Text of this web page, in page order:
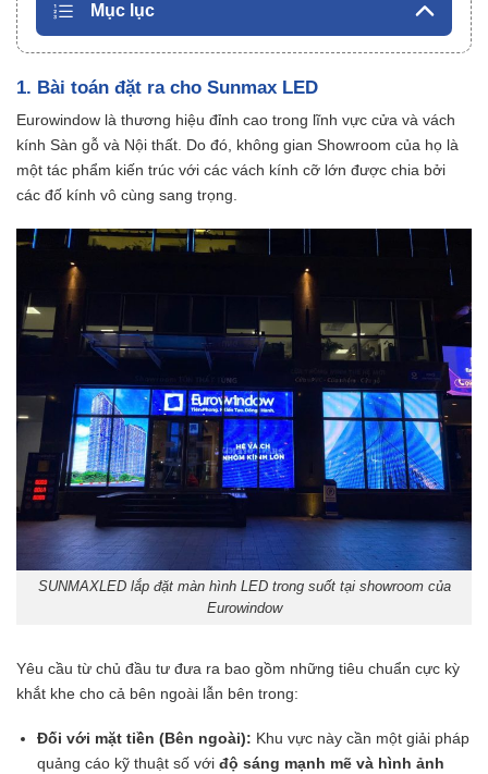
Mục lục
1. Bài toán đặt ra cho Sunmax LED
Eurowindow là thương hiệu đỉnh cao trong lĩnh vực cửa và vách
kính Sàn gỗ và Nội thất. Do đó, không gian Showroom của họ là
một tác phẩm kiến trúc với các vách kính cỡ lớn được chia bởi
các đố kính vô cùng sang trọng.
SUNMAXLED lắp đặt màn hình LED trong suốt tại showroom của
Eurowindow
Yêu cầu từ chủ đầu tư đưa ra bao gồm những tiêu chuẩn cực kỳ
khắt khe cho cả bên ngoài lẫn bên trong:
Đối với mặt tiền (Bên ngoài): Khu vực này cần một giải pháp
quảng cáo kỹ thuật số với độ sáng mạnh mẽ và hình ảnh